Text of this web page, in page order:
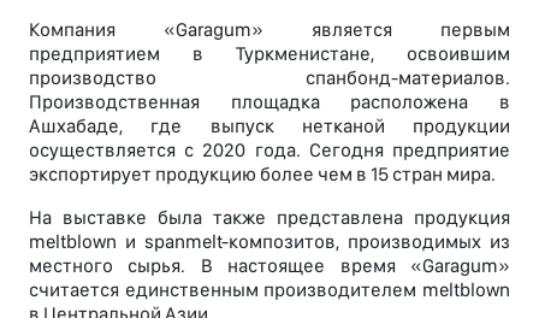
Компания «Garagum» является первым
предприятием в Туркменистане, освоившим
производство спанбонд-материалов.
Производственная площадка расположена в
Ашхабаде, где выпуск нетканой продукции
осуществляется с 2020 года. Сегодня предприятие
экспортирует продукцию более чем в 15 стран мира.
На выставке была также представлена продукция
meltblown и spanmelt-композитов, производимых из
местного сырья. В настоящее время «Garagum»
считается единственным производителем meltblown